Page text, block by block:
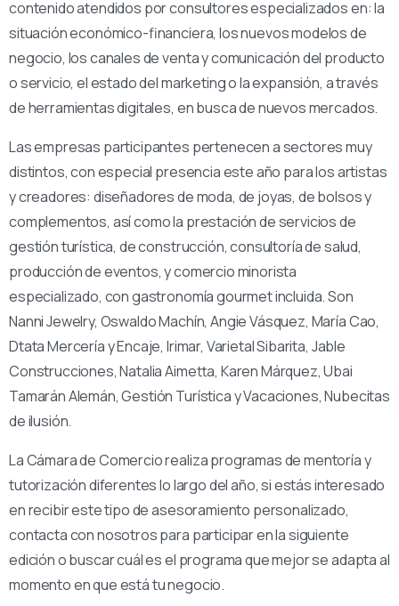
contenido atendidos por consultores especializados en: la
situación económico-financiera, los nuevos modelos de
negocio, los canales de venta y comunicación del producto
o servicio, el estado del marketing o la expansión, a través
de herramientas digitales, en busca de nuevos mercados.
Las empresas participantes pertenecen a sectores muy
distintos, con especial presencia este año para los artistas
y creadores: diseñadores de moda, de joyas, de bolsos y
complementos, así como la prestación de servicios de
gestión turística, de construcción, consultoría de salud,
producción de eventos, y comercio minorista
especializado, con gastronomía gourmet incluida. Son
Nanni Jewelry, Oswaldo Machín, Angie Vásquez, María Cao,
Dtata Mercería y Encaje, Irimar, Varietal Sibarita, Jable
Construcciones, Natalia Aimetta, Karen Márquez, Ubai
Tamarán Alemán, Gestión Turística y Vacaciones, Nubecitas
de ilusión.
La Cámara de Comercio realiza programas de mentoría y
tutorización diferentes lo largo del año, si estás interesado
en recibir este tipo de asesoramiento personalizado,
contacta con nosotros para participar en la siguiente
edición o buscar cuál es el programa que mejor se adapta al
momento en que está tu negocio.